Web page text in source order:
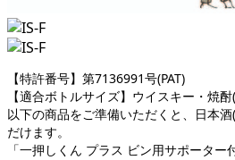
【特許番号】第7136991号(PAT)
【適合ボトルサイズ】ウイスキー・焼
以下の商品をご準備いただくと、日本
だけます。
「一押しくん プラス ビン用サポーター